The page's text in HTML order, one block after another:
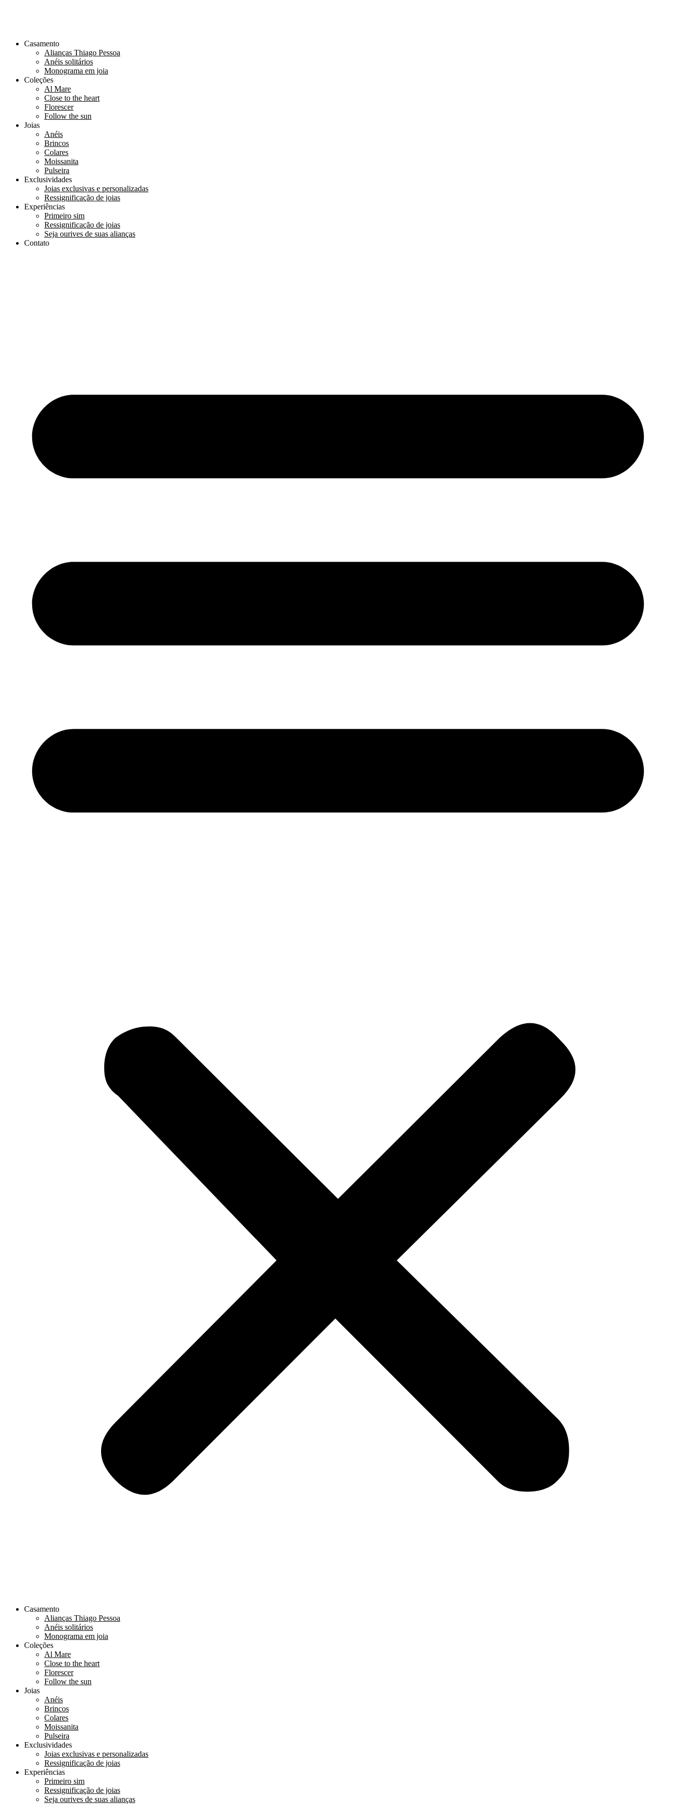
Casamento
Alianças Thiago Pessoa
Anéis solitários
Monograma em joia
Coleções
Al Mare
Close to the heart
Florescer
Follow the sun
Joias
Anéis
Brincos
Colares
Moissanita
Pulseira
Exclusividades
Joias exclusivas e personalizadas
Ressignificação de joias
Experiências
Primeiro sim
Ressignificação de joias
Seja ourives de suas alianças
Contato
Casamento
Alianças Thiago Pessoa
Anéis solitários
Monograma em joia
Coleções
Al Mare
Close to the heart
Florescer
Follow the sun
Joias
Anéis
Brincos
Colares
Moissanita
Pulseira
Exclusividades
Joias exclusivas e personalizadas
Ressignificação de joias
Experiências
Primeiro sim
Ressignificação de joias
Seja ourives de suas alianças